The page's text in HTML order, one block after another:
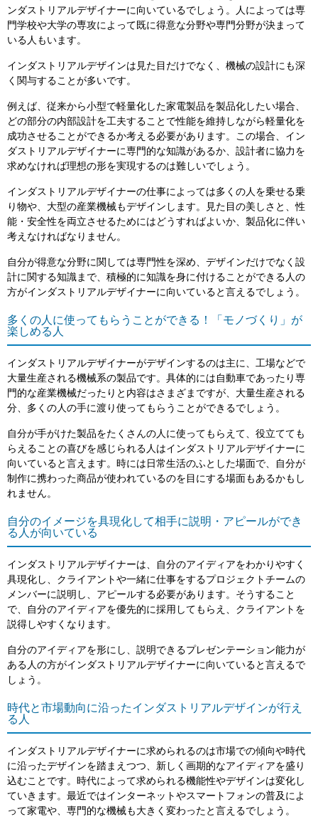
ンダストリアルデザイナーに向いているでしょう。人によっては専
門学校や大学の専攻によって既に得意な分野や専門分野が決まって
いる人もいます。
インダストリアルデザインは見た目だけでなく、機械の設計にも深
く関与することが多いです。
例えば、従来から小型で軽量化した家電製品を製品化したい場合、
どの部分の内部設計を工夫することで性能を維持しながら軽量化を
成功させることができるか考える必要があります。この場合、イン
ダストリアルデザイナーに専門的な知識があるか、設計者に協力を
求めなければ理想の形を実現するのは難しいでしょう。
インダストリアルデザイナーの仕事によっては多くの人を乗せる乗
り物や、大型の産業機械もデザインします。見た目の美しさと、性
能・安全性を両立させるためにはどうすればよいか、製品化に伴い
考えなければなりません。
自分が得意な分野に関しては専門性を深め、デザインだけでなく設
計に関する知識まで、積極的に知識を身に付けることができる人の
方がインダストリアルデザイナーに向いていると言えるでしょう。
多くの人に使ってもらうことができる！「モノづくり」が
楽しめる人
インダストリアルデザイナーがデザインするのは主に、工場などで
大量生産される機械系の製品です。具体的には自動車であったり専
門的な産業機械だったりと内容はさまざまですが、大量生産される
分、多くの人の手に渡り使ってもらうことができるでしょう。
自分が手がけた製品をたくさんの人に使ってもらえて、役立てても
らえることの喜びを感じられる人はインダストリアルデザイナーに
向いていると言えます。時には日常生活のふとした場面で、自分が
制作に携わった商品が使われているのを目にする場面もあるかもし
れません。
自分のイメージを具現化して相手に説明・アピールができ
る人が向いている
インダストリアルデザイナーは、自分のアイディアをわかりやすく
具現化し、クライアントや一緒に仕事をするプロジェクトチームの
メンバーに説明し、アピールする必要があります。そうすること
で、自分のアイディアを優先的に採用してもらえ、クライアントを
説得しやすくなります。
自分のアイディアを形にし、説明できるプレゼンテーション能力が
ある人の方がインダストリアルデザイナーに向いていると言えるで
しょう。
時代と市場動向に沿ったインダストリアルデザインが行え
る人
インダストリアルデザイナーに求められるのは市場での傾向や時代
に沿ったデザインを踏まえつつ、新しく画期的なアイディアを盛り
込むことです。時代によって求められる機能性やデザインは変化し
ていきます。最近ではインターネットやスマートフォンの普及によ
って家電や、専門的な機械も大きく変わったと言えるでしょう。